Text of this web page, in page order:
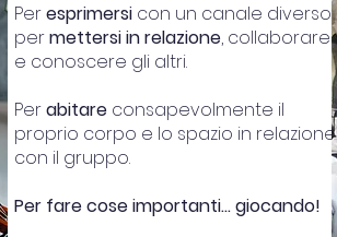
Peresprimersicon un canale diverso,
permettersi in relazione, collaborare
e conoscere gli altri.
Perabitareconsapevolmente il
proprio corpo e lo spazio in relazione
con il gruppo.
Per fare cose importanti… giocando!